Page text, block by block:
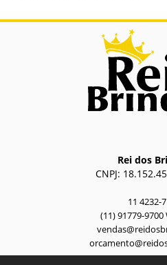
Rei dos
CNPJ:
11 4232-
(11) 91779-